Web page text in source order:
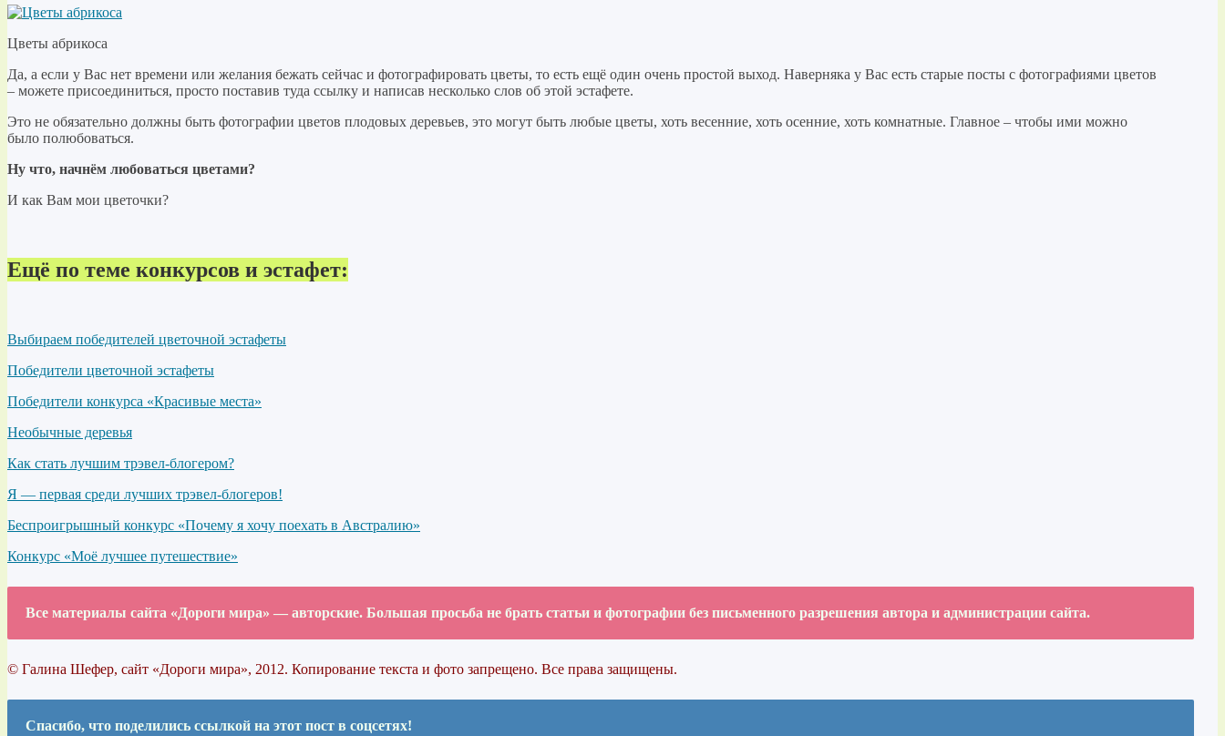
Цветы абрикоса
Да, а если у Вас нет времени или желания бежать сейчас и фотографировать цветы, то есть ещё один очень простой выход. Наверняка у Вас есть старые посты с фотографиями цветов
– можете присоединиться, просто поставив туда ссылку и написав несколько слов об этой эстафете.
Это не обязательно должны быть фотографии цветов плодовых деревьев, это могут быть любые цветы, хоть весенние, хоть осенние, хоть комнатные. Главное – чтобы ими можно
было полюбоваться.
Ну что, начнём любоваться цветами?
И как Вам мои цветочки?
Ещё по теме конкурсов и эстафет:
Выбираем победителей цветочной эстафеты
Победители цветочной эстафеты
Победители конкурса «Красивые места»
Необычные деревья
Как стать лучшим трэвел-блогером?
Я — первая среди лучших трэвел-блогеров!
Беспроигрышный конкурс «Почему я хочу поехать в Австралию»
Конкурс «Моё лучшее путешествие»
Все материалы сайта «Дороги мира» — авторские. Большая просьба не брать статьи и фотографии без письменного разрешения автора и администрации сайта.
© Галина Шефер, сайт «Дороги мира», 2012. Копирование текста и фото запрещено. Все права защищены.
Спасибо, что поделились ссылкой на этот пост в соцсетях!